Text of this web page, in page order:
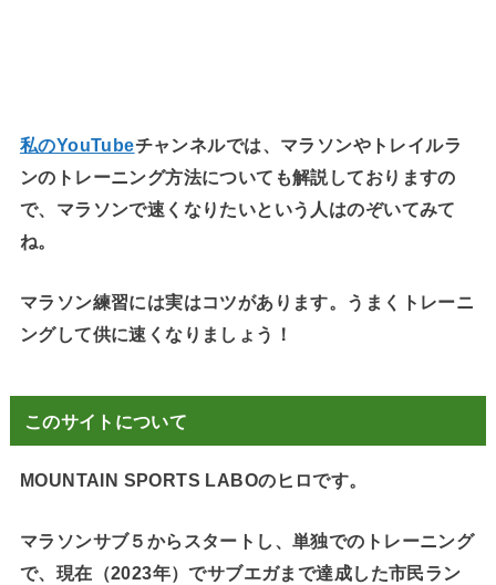
私のYouTubeチャンネルでは、マラソンやトレイルラ
ンのトレーニング方法についても解説しておりますの
で、マラソンで速くなりたいという人はのぞいてみて
ね。
マラソン練習には実はコツがあります。うまくトレーニ
ングして供に速くなりましょう！
このサイトについて
MOUNTAIN SPORTS LABOのヒロです。
マラソンサブ５からスタートし、単独でのトレーニング
で、現在（2023年）でサブエガまで達成した市民ラン